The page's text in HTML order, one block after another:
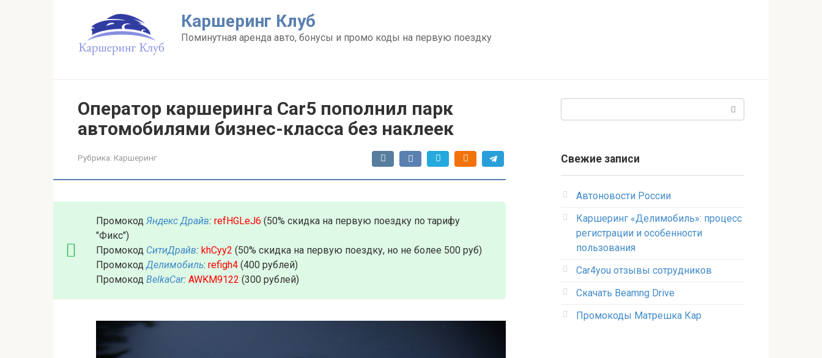
Каршеринг Клуб
Поминутная аренда авто, бонусы и промо коды на первую поездку
Оператор каршеринга Car5 пополнил парк
автомобилями бизнес-класса без наклеек
Рубрика: Каршеринг
Промокод Яндекс Драйв: refHGLeJ6 (50% скидка на первую поездку по тарифу
"Фикс")
Промокод СитиДрайв: khCyy2 (50% скидка на первую поездку, но не более 500 руб)
ПромокодДелимобиль: refigh4 (400 рублей)
Промокод BelkaCar: AWKM9122 (300 рублей)
Свежие записи
Автоновости России
Каршеринг «Делимобиль»: процесс
регистрации и особенности
пользования
Car4you отзывы сотрудников
Скачать Beamng Drive
Промокоды Матрешка Кар